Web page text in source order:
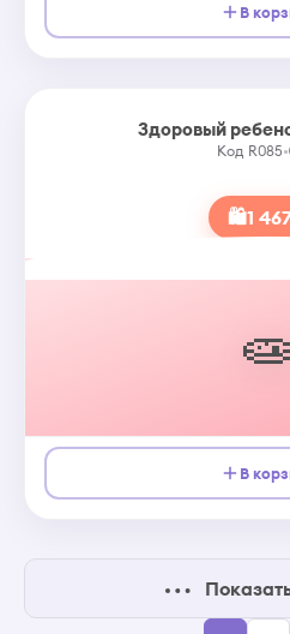
В
Здоровый
Код R085•
🛍1
В